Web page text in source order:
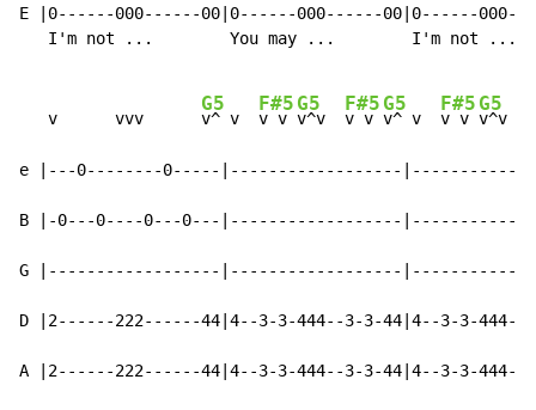
E |0------000------00|0------000------00|0------
   I'm not ...        You may ...        I'm not ...
   v      vvv
G5
v^ v
F#5
v v
G5
v^v
F#5
v v
G5
v^ v
F#5
v v
G5
v^v
e |---0--------0-----|------------------
B |-0---0----0---0---|------------------
G |------------------|------------------
D |2------222------44|4--3-3-444--3-3-44|4--3-3-444--
A |2------222------44|4--3-3-444--3-3-44|4--3-3-444--